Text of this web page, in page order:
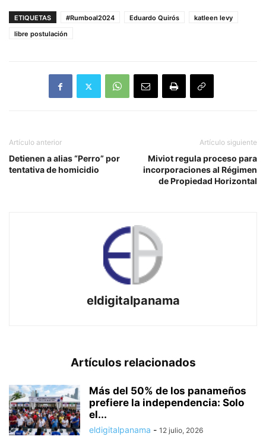
ETIQUETAS #Rumboal2024 Eduardo Quirós
katleen levy
libre postulación
Artículo anterior
Detienen a alias “Perro” por
tentativa de homicidio
Artículo siguiente
Miviot regula proceso para
incorporaciones al Régimen
de Propiedad Horizontal
eldigitalpanama
Artículos relacionados
Más del 50% de los panameños
prefiere la independencia: Solo
el...
eldigitalpanama - 12 julio, 2026